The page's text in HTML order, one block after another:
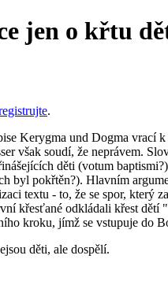
jen o křtu
.
Kerygma und Dogma vrací
však soudí, že neprávem.
děti (votum
byl pokřtěn?). Hlavním
textu - to, že se spor,
křesťané odkládali křest
kroku, jímž se vstupuje do
děti, ale dospělí.